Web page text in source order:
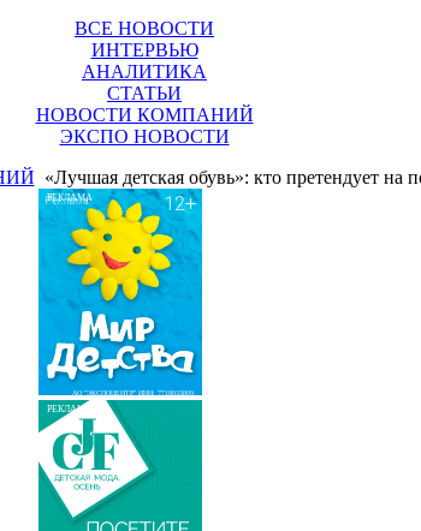
ВСЕ НОВОСТИ
ИНТЕРВЬЮ
АНАЛИТИКА
СТАТЬИ
НОВОСТИ КОМПАНИЙ
ЭКСПО НОВОСТИ
«Лучшая детская обувь»: кто претендует на
РЕКЛАМА
АО "ЭКСПОЦЕНТР" ИНН: 7718033809
РЕКЛАМА